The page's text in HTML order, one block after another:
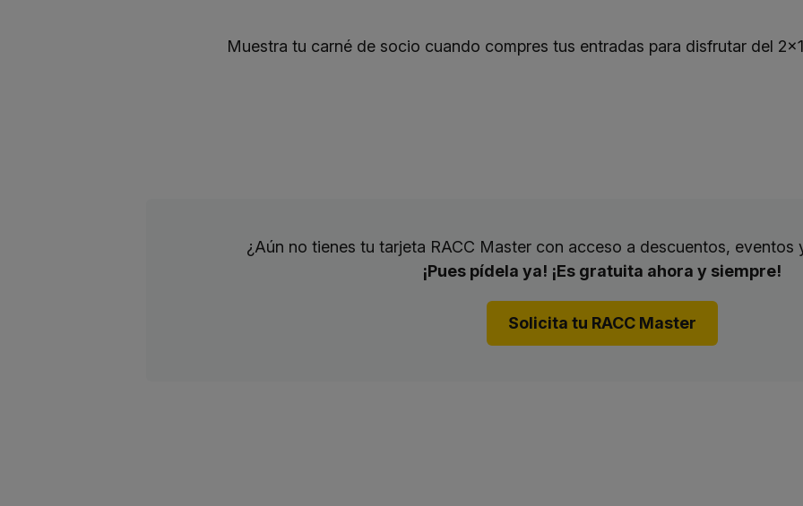
Muestra tu carné de socio cuando compres tus entradas para disfrutar del
¿Aún no tienes tu tarjeta RACC Master con acceso a descuentos, eventos
¡Pues pídela ya! ¡Es gratuita ahora y siempre!
Solicita tu RACC Master